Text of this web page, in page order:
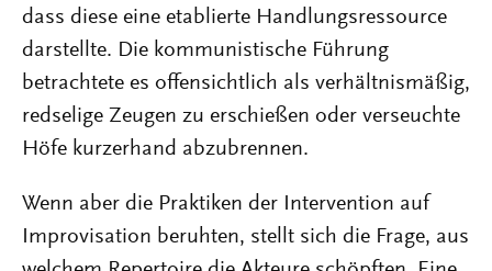
dass diese eine etablierte Handlungsressource
darstellte. Die kommunistische Führung
betrachtete es offensichtlich als verhältnismäßig,
redselige Zeugen zu erschießen oder verseuchte
Höfe kurzerhand abzubrennen.
Wenn aber die Praktiken der Intervention auf
Improvisation beruhten, stellt sich die Frage, aus